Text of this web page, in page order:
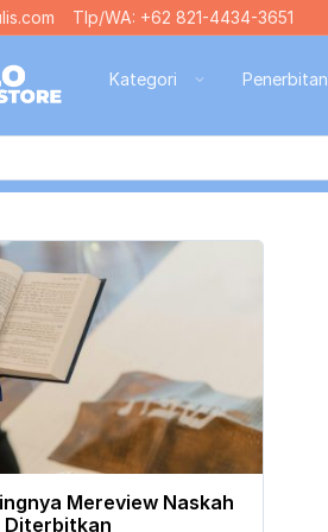
Tlp/WA: +62 821-4434-3651
Kategori Penerbitan
Mereview Naskah
Diterbitkan